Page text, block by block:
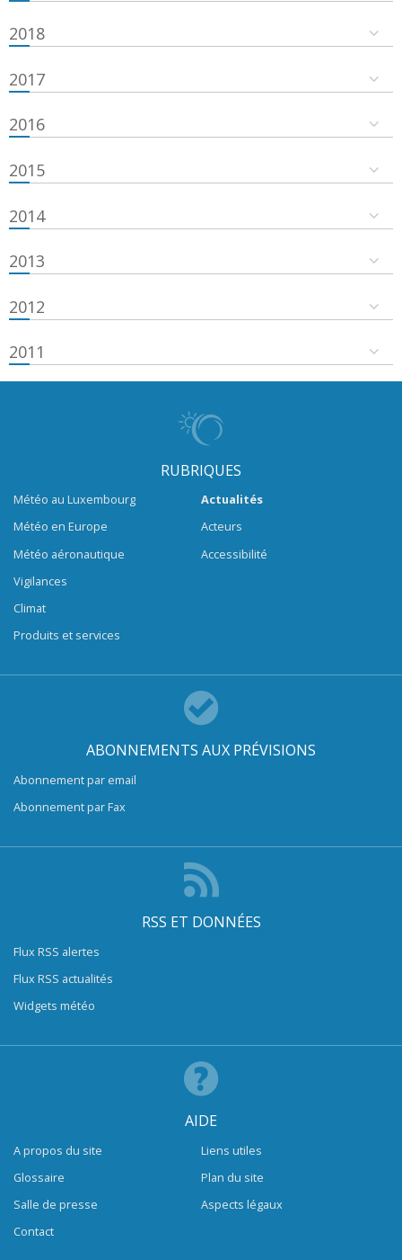
2018
2017
2016
2015
2014
2013
2012
2011
RUBRIQUES
Météo au Luxembourg
Météo en Europe
Météo aéronautique
Vigilances
Climat
Produits et services
Actualités
Acteurs
Accessibilité
ABONNEMENTS AUX PRÉVISIONS
Abonnement par email
Abonnement par Fax
RSS ET DONNÉES
Flux RSS alertes
Flux RSS actualités
Widgets météo
AIDE
A propos du site
Glossaire
Salle de presse
Contact
Liens utiles
Plan du site
Aspects légaux